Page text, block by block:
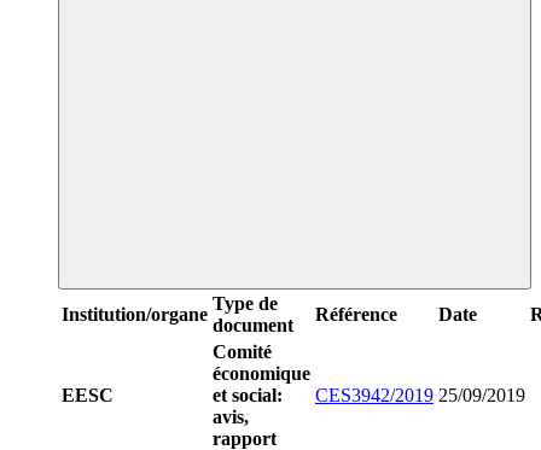
Institution/organe
Type de
document
Référence Date
EESC
Comité
économique
et social:
avis,
rapport
CES3942/2019 25/09/2019